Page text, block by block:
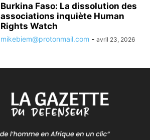
Burkina Faso: La dissolution des
associations inquiète Human
Rights Watch
mikebiem@protonmail.com - avril 23, 2026